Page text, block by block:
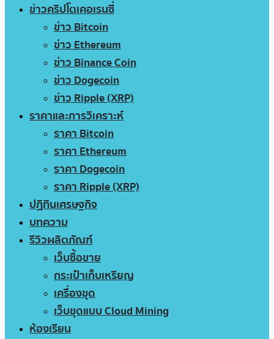
ข่าวคริปโตเคอเรนซี่
ข่าว Bitcoin
ข่าว Ethereum
ข่าว Binance Coin
ข่าว Dogecoin
ข่าว Ripple (XRP)
ราคาและการวิเคราะห์
ราคา Bitcoin
ราคา Ethereum
ราคา Dogecoin
ราคา Ripple (XRP)
ปฏิทินเศรษฐกิจ
บทความ
รีวิวผลิตภัณฑ์
เว็บซื้อขาย
กระเป๋าเก็บเหรียญ
เครื่องขุด
เว็บขุดแบบ Cloud Mining
ห้องเรียน